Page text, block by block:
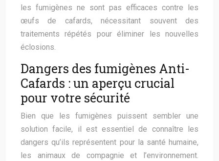
les fumigènes ne sont pas efficaces contre les
œufs de cafards, nécessitant souvent des
traitements répétés pour éliminer les nouvelles
éclosions.
Dangers des fumigènes Anti-
Cafards : un aperçu crucial
pour votre sécurité
Bien que les fumigènes puissent sembler une
solution facile, il est essentiel de connaître les
dangers qu’ils représentent pour la santé humaine,
les animaux de compagnie et l’environnement.